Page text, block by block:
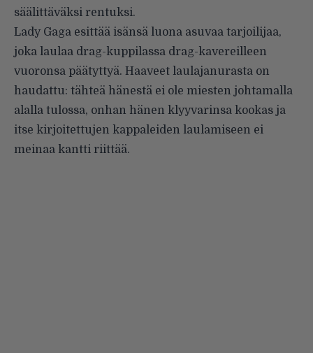
säälittäväksi rentuksi.
Lady Gaga esittää isänsä luona asuvaa tarjoilijaa,
joka laulaa drag-kuppilassa drag-kavereilleen
vuoronsa päätyttyä. Haaveet laulajanurasta on
haudattu: tähteä hänestä ei ole miesten johtamalla
alalla tulossa, onhan hänen klyyvarinsa kookas ja
itse kirjoitettujen kappaleiden laulamiseen ei
meinaa kantti riittää.